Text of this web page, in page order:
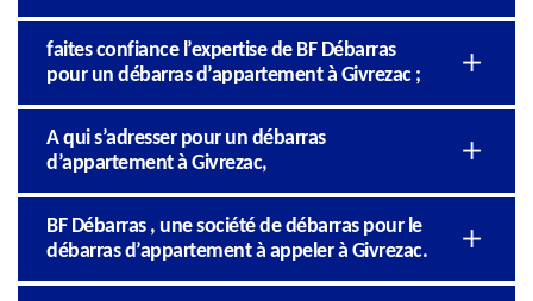
faites confiance l’expertise de BF Débarras
pour un débarras d’appartement à Givrezac ;
A qui s’adresser pour un débarras
d’appartement à Givrezac,
BF Débarras , une société de débarras pour le
débarras d’appartement à appeler à Givrezac.